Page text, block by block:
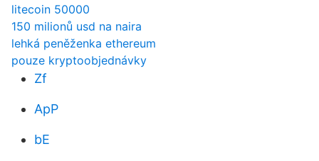
litecoin 50000
150 milionů usd na naira
lehká peněženka ethereum
pouze kryptoobjednávky
Zf
ApP
bE